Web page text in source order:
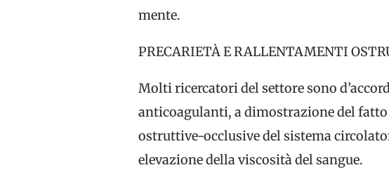
mente.
PRECARIETÀ E RALLENTAMENTI
Molti ricercatori del settore sono
anticoagulanti, a dimostrazione del
ostruttive-occlusive del sistema
elevazione della viscosità del sangue.